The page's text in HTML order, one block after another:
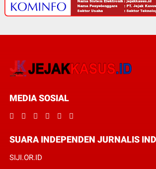
MEDIA SOSIAL
SUARA INDEPENDEN JURNALIS
SIJI.OR.ID